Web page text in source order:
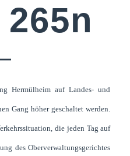
Hermülheim auf Landes- und
Gang höher geschaltet werden.
die jeden Tag auf
des Oberverwaltungsgerichtes